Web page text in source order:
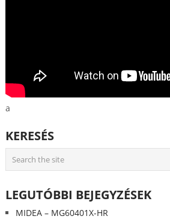
a
KERESÉS
LEGUTÓBBI BEJEGYZÉSEK
MIDEA – MG60401X-HR